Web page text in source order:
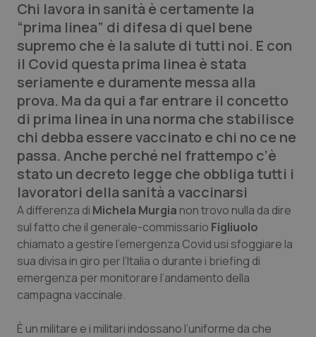
Scienza e Farmaci
Studi e Analisi
Lettere al direttore
Edizioni Regionali
QS Pro
Professionisti Sanitari.AI
Abruzzo
Basilicata
Calabria
QS Pro Gold
Artrite & artrosi
Asma & BPCO
QS Club Newsletter
Chi lavora in sanità è certamente la
“prima linea” di difesa di quel bene
supremo che è la salute di tutti noi. E con
il Covid questa prima linea è stata
seriamente e duramente messa alla
prova. Ma da qui a far entrare il concetto
di prima linea in una norma che stabilisce
chi debba essere vaccinato e chi no ce ne
passa. Anche perché nel frattempo c’è
stato un decreto legge che obbliga tutti i
lavoratori della sanità a vaccinarsi
A differenza di Michela Murgia non trovo nulla da dire
sul fatto che il generale-commissario Figliuolo
chiamato a gestire l’emergenza Covid usi sfoggiare la
sua divisa in giro per l’Italia o durante i briefing di
emergenza per monitorare l’andamento della
campagna vaccinale.
È un militare e i militari indossano l’uniforme da che